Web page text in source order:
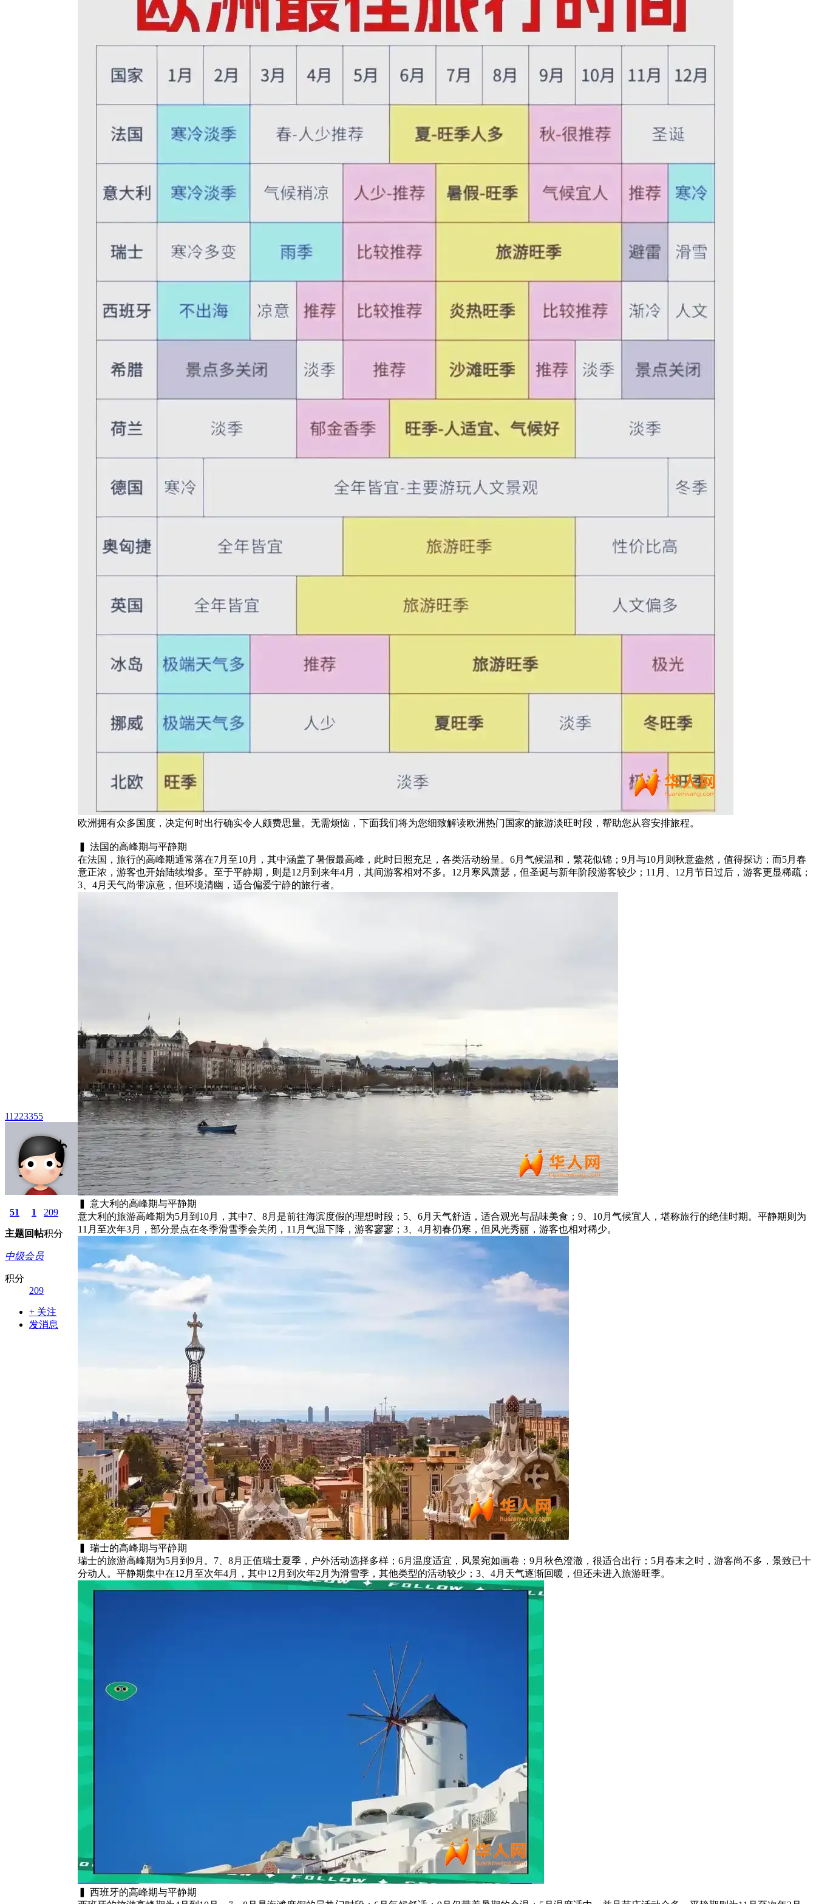
11223355
51
主题
1
回帖
209
积分
中级会员
积分
209
+ 关注
发消息
欧洲拥有众多国度，决定何时出行确实令人颇费思量。无需烦恼，下面我们将为您细致解读欧洲热门国家的旅游淡旺时段，帮助您从容安排旅程。
▍ 法国的高峰期与平静期
在法国，旅行的高峰期通常落在7月至10月，其中涵盖了暑假最高峰，此时日照充足，各类活动纷呈。6月气候温和，繁花似锦；9月与10月则秋意盎然，值得探访；而5月春
意正浓，游客也开始陆续增多。至于平静期，则是12月到来年4月，其间游客相对不多。12月寒风萧瑟，但圣诞与新年阶段游客较少；11月、12月节日过后，游客更显稀疏；
3、4月天气尚带凉意，但环境清幽，适合偏爱宁静的旅行者。
▍ 意大利的高峰期与平静期
意大利的旅游高峰期为5月到10月，其中7、8月是前往海滨度假的理想时段；5、6月天气舒适，适合观光与品味美食；9、10月气候宜人，堪称旅行的绝佳时期。平静期则为
11月至次年3月，部分景点在冬季滑雪季会关闭，11月气温下降，游客寥寥；3、4月初春仍寒，但风光秀丽，游客也相对稀少。
▍ 瑞士的高峰期与平静期
瑞士的旅游高峰期为5月到9月。7、8月正值瑞士夏季，户外活动选择多样；6月温度适宜，风景宛如画卷；9月秋色澄澈，很适合出行；5月春末之时，游客尚不多，景致已十
分动人。平静期集中在12月至次年4月，其中12月到次年2月为滑雪季，其他类型的活动较少；3、4月天气逐渐回暖，但还未进入旅游旺季。
▍ 西班牙的高峰期与平静期